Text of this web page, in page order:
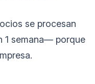
se procesan
1 semana— porque